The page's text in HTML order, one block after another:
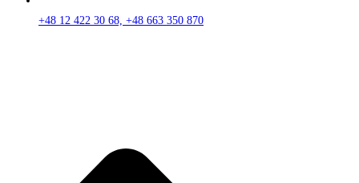
+48 12 422 30 68, +48 663 350 870